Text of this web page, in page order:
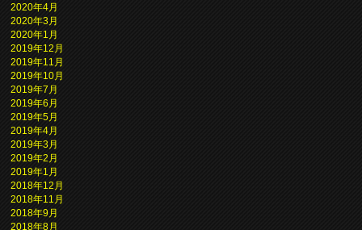
2020年4月
2020年3月
2020年1月
2019年12月
2019年11月
2019年10月
2019年7月
2019年6月
2019年5月
2019年4月
2019年3月
2019年2月
2019年1月
2018年12月
2018年11月
2018年9月
2018年8月